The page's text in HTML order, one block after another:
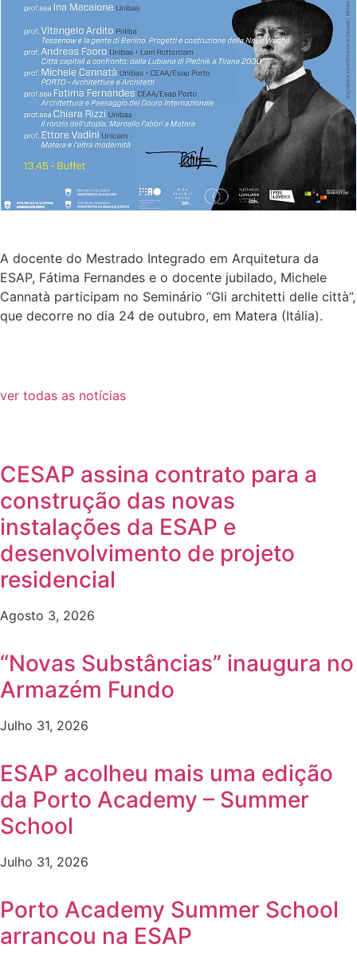
A docente do Mestrado Integrado em Arquitetura da
ESAP, Fátima Fernandes e o docente jubilado, Michele
Cannatà participam no Seminário “Gli architetti delle città”,
que decorre no dia 24 de outubro, em Matera (Itália).
ver todas as notícias
CESAP assina contrato para a
construção das novas
instalações da ESAP e
desenvolvimento de projeto
residencial
Agosto 3, 2026
“Novas Substâncias” inaugura no
Armazém Fundo
Julho 31, 2026
ESAP acolheu mais uma edição
da Porto Academy – Summer
School
Julho 31, 2026
Porto Academy Summer School
arrancou na ESAP